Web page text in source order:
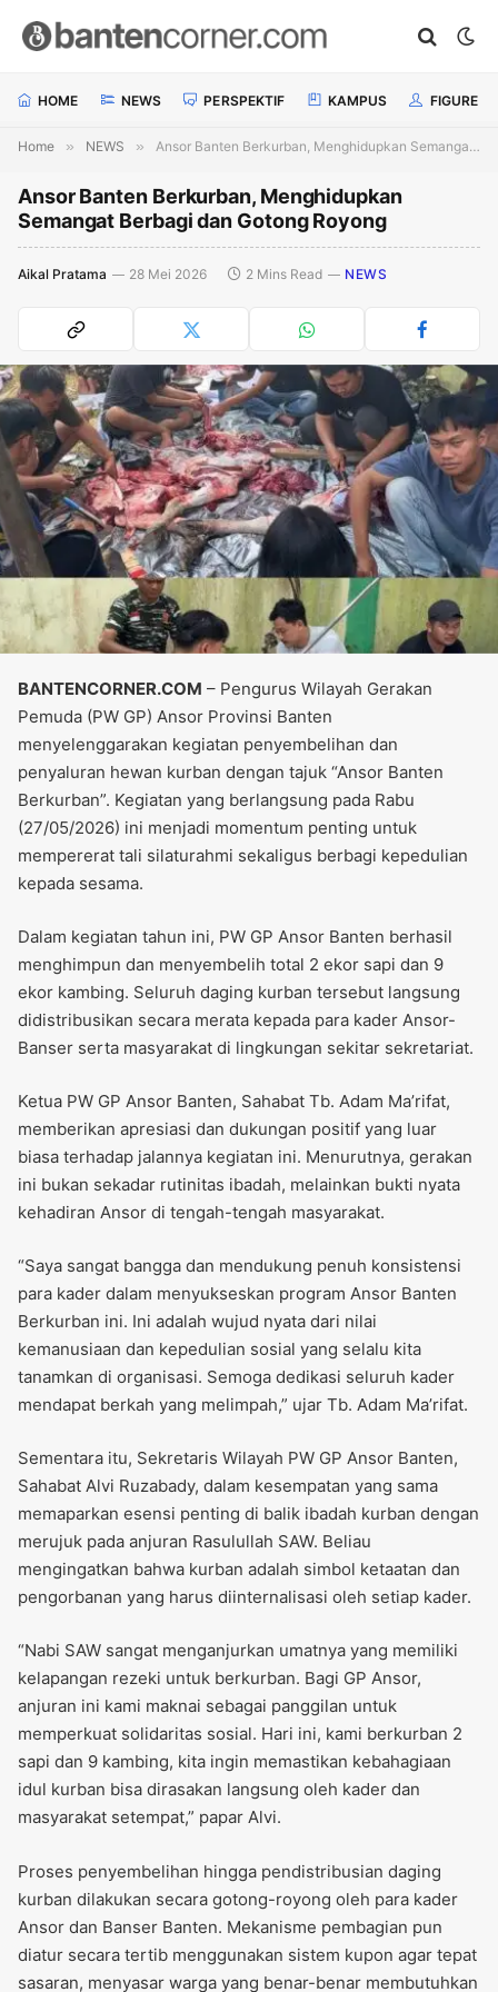
HOME NEWS PERSPEKTIF KAMPUS FIGURE
Home » NEWS » Ansor Banten Berkurban, Menghidupkan Semangat Berbagi dan Gotong Royong
Ansor Banten Berkurban, Menghidupkan
Semangat Berbagi dan Gotong Royong
Aikal Pratama 28 Mei 2026 2 Mins Read NEWS
BANTENCORNER.COM – Pengurus Wilayah Gerakan
Pemuda (PW GP) Ansor Provinsi Banten
menyelenggarakan kegiatan penyembelihan dan
penyaluran hewan kurban dengan tajuk “Ansor Banten
Berkurban”. Kegiatan yang berlangsung pada Rabu
(27/05/2026) ini menjadi momentum penting untuk
mempererat tali silaturahmi sekaligus berbagi kepedulian
kepada sesama.
Dalam kegiatan tahun ini, PW GP Ansor Banten berhasil
menghimpun dan menyembelih total 2 ekor sapi dan 9
ekor kambing. Seluruh daging kurban tersebut langsung
didistribusikan secara merata kepada para kader Ansor-
Banser serta masyarakat di lingkungan sekitar sekretariat.
Ketua PW GP Ansor Banten, Sahabat Tb. Adam Ma’rifat,
memberikan apresiasi dan dukungan positif yang luar
biasa terhadap jalannya kegiatan ini. Menurutnya, gerakan
ini bukan sekadar rutinitas ibadah, melainkan bukti nyata
kehadiran Ansor di tengah-tengah masyarakat.
“Saya sangat bangga dan mendukung penuh konsistensi
para kader dalam menyukseskan program Ansor Banten
Berkurban ini. Ini adalah wujud nyata dari nilai
kemanusiaan dan kepedulian sosial yang selalu kita
tanamkan di organisasi. Semoga dedikasi seluruh kader
mendapat berkah yang melimpah,” ujar Tb. Adam Ma’rifat.
Sementara itu, Sekretaris Wilayah PW GP Ansor Banten,
Sahabat Alvi Ruzabady, dalam kesempatan yang sama
memaparkan esensi penting di balik ibadah kurban dengan
merujuk pada anjuran Rasulullah SAW. Beliau
mengingatkan bahwa kurban adalah simbol ketaatan dan
pengorbanan yang harus diinternalisasi oleh setiap kader.
“Nabi SAW sangat menganjurkan umatnya yang memiliki
kelapangan rezeki untuk berkurban. Bagi GP Ansor,
anjuran ini kami maknai sebagai panggilan untuk
memperkuat solidaritas sosial. Hari ini, kami berkurban 2
sapi dan 9 kambing, kita ingin memastikan kebahagiaan
idul kurban bisa dirasakan langsung oleh kader dan
masyarakat setempat,” papar Alvi.
Proses penyembelihan hingga pendistribusian daging
kurban dilakukan secara gotong-royong oleh para kader
Ansor dan Banser Banten. Mekanisme pembagian pun
diatur secara tertib menggunakan sistem kupon agar tepat
sasaran, menyasar warga yang benar-benar membutuhkan